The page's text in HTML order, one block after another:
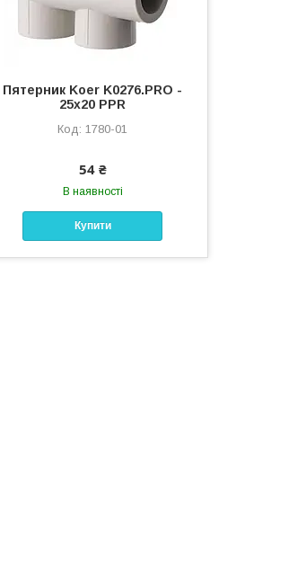
Пятерник Koer K0276.PRO -
25x20 PPR
1780-01
54 ₴
В наявності
Купити